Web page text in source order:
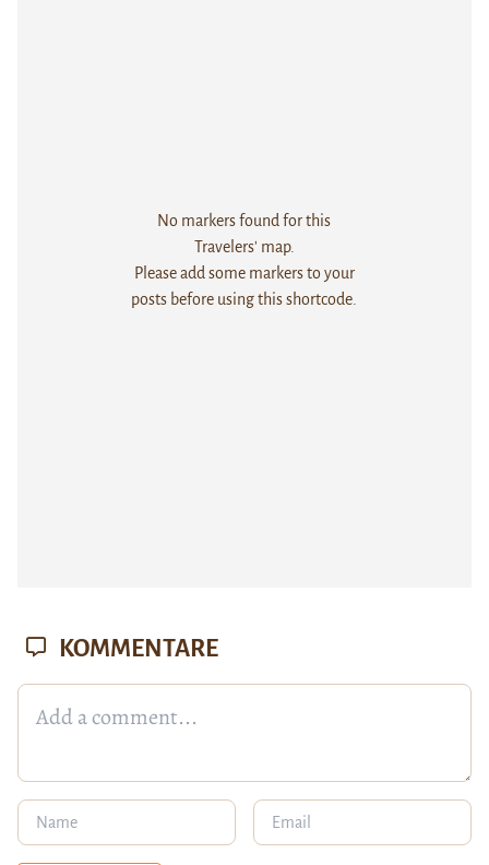
No markers found for this
Travelers' map.
Please add some markers to your
posts before using this shortcode.
KOMMENTARE